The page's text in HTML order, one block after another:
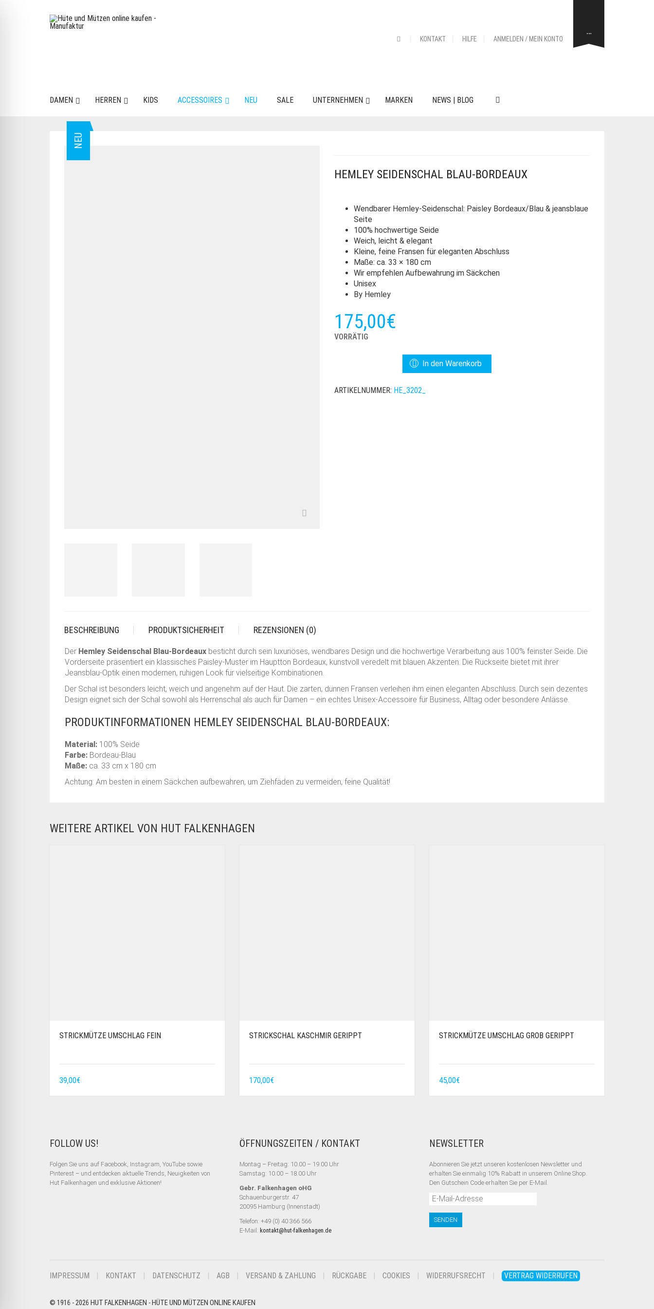
KONTAKT HILFE ANMELDEN / MEIN KONTO
…
DAMEN HERREN KIDS ACCESSOIRES NEU SALE UNTERNEHMEN MARKEN NEWS | BLOG
NEU
HEMLEY SEIDENSCHAL BLAU-BORDEAUX
Wendbarer Hemley-Seidenschal: Paisley Bordeaux/Blau & jeansblaue
Seite
100% hochwertige Seide
Weich, leicht & elegant
Kleine, feine Fransen für eleganten Abschluss
Maße: ca. 33 × 180 cm
Wir empfehlen Aufbewahrung im Säckchen
Unisex
By Hemley
175,00€
VORRÄTIG
BORDEAUX
In den Warenkorb
ARTIKELNUMMER: HE_3202_
BESCHREIBUNG PRODUKTSICHERHEIT REZENSIONEN (0)
Der Hemley Seidenschal Blau-Bordeaux besticht durch sein luxuriöses, wendbares Design und die hochwertige Verarbeitung aus 100% feinster Seide. Die
Vorderseite präsentiert ein klassisches Paisley-Muster im Hauptton Bordeaux, kunstvoll veredelt mit blauen Akzenten. Die Rückseite bietet mit ihrer
Jeansblau-Optik einen modernen, ruhigen Look für vielseitige Kombinationen.
Der Schal ist besonders leicht, weich und angenehm auf der Haut. Die zarten, dünnen Fransen verleihen ihm einen eleganten Abschluss. Durch sein dezentes
Design eignet sich der Schal sowohl als Herrenschal als auch für Damen – ein echtes Unisex-Accessoire für Business, Alltag oder besondere Anlässe.
PRODUKTINFORMATIONEN HEMLEY SEIDENSCHAL BLAU-BORDEAUX:
Material: 100% Seide
Farbe: Bordeau-Blau
Maße: ca. 33 cm x 180 cm
Achtung: Am besten in einem Säckchen aufbewahren, um Ziehfäden zu vermeiden, feine Qualität!
WEITERE ARTIKEL VON HUT FALKENHAGEN
STRICKMÜTZE UMSCHLAG FEIN
39,00€
STRICKSCHAL KASCHMIR GERIPPT
170,00€
STRICKMÜTZE UMSCHLAG GROB GERIPPT
45,00€
FOLLOW US!
Folgen Sie uns auf Facebook, Instagram, YouTube sowie
Pinterest – und entdecken aktuelle Trends, Neuigkeiten von
Hut Falkenhagen und exklusive Aktionen!
ÖFFNUNGSZEITEN / KONTAKT
Montag – Freitag: 10.00 – 19.00 Uhr
Samstag: 10.00 – 18.00 Uhr
Gebr. Falkenhagen oHG
Schauenburgerstr. 47
20095 Hamburg (Innenstadt)
Telefon: +49 (0) 40 366 566
E-Mail: kontakt@hut-falkenhagen.de
NEWSLETTER
Abonnieren Sie jetzt unseren kostenlosen Newsletter und
erhalten Sie einmalig 10% Rabatt in unserem Online Shop.
Den Gutschein Code erhalten Sie per E-Mail.
IMPRESSUM KONTAKT DATENSCHUTZ AGB VERSAND & ZAHLUNG RÜCKGABE COOKIES WIDERRUFSRECHT VERTRAG WIDERRUFEN
© 1916 - 2026 HUT FALKENHAGEN - HÜTE UND MÜTZEN ONLINE KAUFEN